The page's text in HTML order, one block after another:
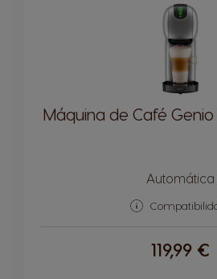
Máquina de Café Genio
Automática
119,99 €